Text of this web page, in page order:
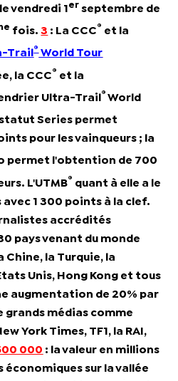
vendredi 1 er septembre de
fois.3 : La CCC® et la
Trail®World Tour
la CCC® et la
Ultra-Trail ®World
statut Series permet
pour les vainqueurs ; la
permet l'obtention de 700
L'UTMB® quant à elle a le
1 300 points à la clef.
accrédités
pays venant du monde
Chine, la Turquie, la
Unis, Hong Kong et tous
augmentation de 20% par
grands médias comme
York Times, TF1, la RAI,
000 : la valeur en millions
économiques sur la vallée